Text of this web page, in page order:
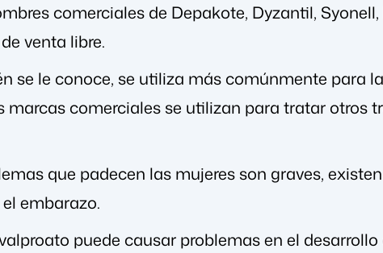
comerciales de Depakote, Dyzantil,
venta libre.
se le conoce, se utiliza más comúnmente para
marcas comerciales se utilizan para tratar otros
que padecen las mujeres son graves,
embarazo.
puede causar problemas en el